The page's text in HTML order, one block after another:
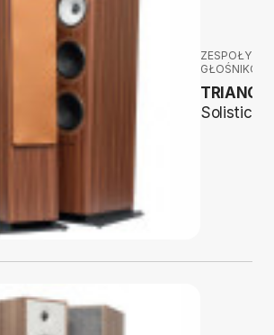
ZESPOŁY
Solistice 8